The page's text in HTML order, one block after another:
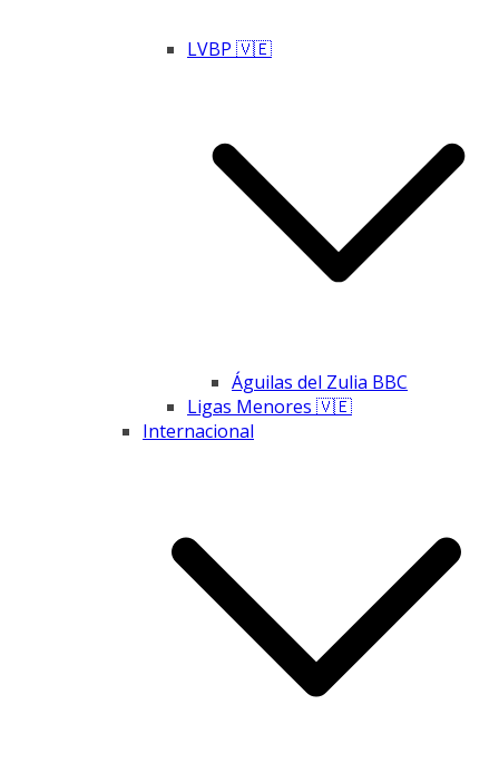
LVBP 🇻🇪
Águilas del Zulia BBC
Ligas Menores 🇻🇪
Internacional